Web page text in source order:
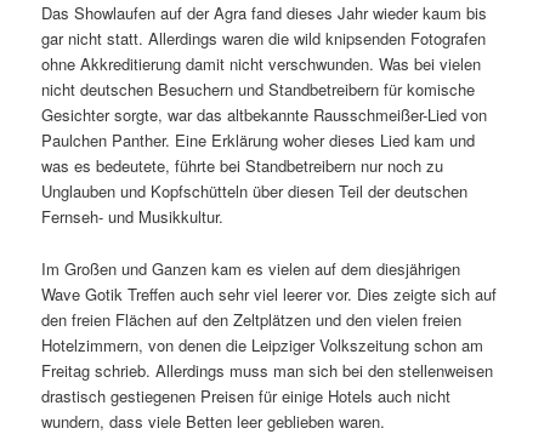
Das Showlaufen auf der Agra fand dieses Jahr wieder kaum bis
gar nicht statt. Allerdings waren die wild knipsenden Fotografen
ohne Akkreditierung damit nicht verschwunden. Was bei vielen
nicht deutschen Besuchern und Standbetreibern für komische
Gesichter sorgte, war das altbekannte Rausschmeißer-Lied von
Paulchen Panther. Eine Erklärung woher dieses Lied kam und
was es bedeutete, führte bei Standbetreibern nur noch zu
Unglauben und Kopfschütteln über diesen Teil der deutschen
Fernseh- und Musikkultur.
Im Großen und Ganzen kam es vielen auf dem diesjährigen
Wave Gotik Treffen auch sehr viel leerer vor. Dies zeigte sich auf
den freien Flächen auf den Zeltplätzen und den vielen freien
Hotelzimmern, von denen die Leipziger Volkszeitung schon am
Freitag schrieb. Allerdings muss man sich bei den stellenweisen
drastisch gestiegenen Preisen für einige Hotels auch nicht
wundern, dass viele Betten leer geblieben waren.